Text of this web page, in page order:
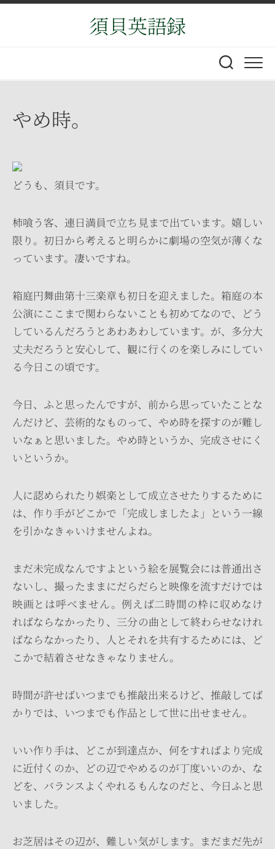
Skip
須貝英語録
やめ時。
どうも、須貝です。
柿喰う客、連日満員で立ち見まで出ています。嬉しい
限り。初日から考えると明らかに劇場の空気が薄くな
っています。凄いですね。
箱庭円舞曲第十三楽章も初日を迎えました。箱庭の本
公演にここまで関わらないことも初めてなので、どう
しているんだろうとあわあわしています。が、多分大
丈夫だろうと安心して、観に行くのを楽しみにしてい
る今日この頃です。
今日、ふと思ったんですが、前から思っていたことな
んだけど、芸術的なものって、やめ時を探すのが難し
いなぁと思いました。やめ時というか、完成させにく
いというか。
人に認められたり娯楽として成立させたりするために
は、作り手がどこかで「完成しましたよ」という一線
を引かなきゃいけませんよね。
まだ未完成なんですよという絵を展覧会には普通出さ
ないし、撮ったままにだらだらと映像を流すだけでは
映画とは呼べません。例えば二時間の枠に収めなけ
ればならなかったり、三分の曲として終わらせなけれ
ばならなかったり、人とそれを共有するためには、ど
こかで結着させなきゃなりません。
時間が許せばいつまでも推敲出来るけど、推敲してば
かりでは、いつまでも作品として世に出せません。
いい作り手は、どこが到達点か、何をすればより完成
に近付くのか、どの辺でやめるのが丁度いいのか、な
どを、バランスよくやれるもんなのだと、今日ふと思
いました。
お芝居はその辺が、難しい気がします。まだまだ先が